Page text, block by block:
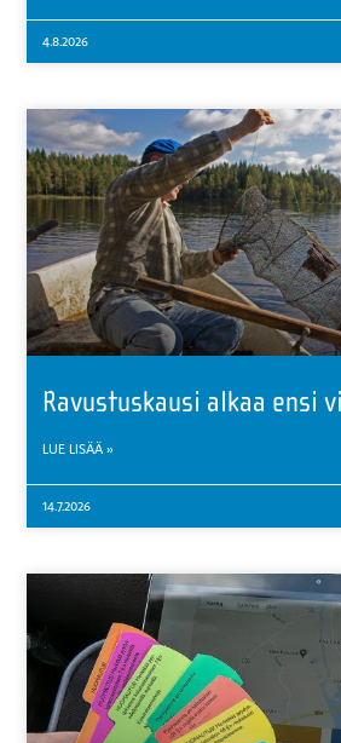
4.8.2026
Ravustuskausi alkaa ensi
LUE LISÄÄ »
14.7.2026